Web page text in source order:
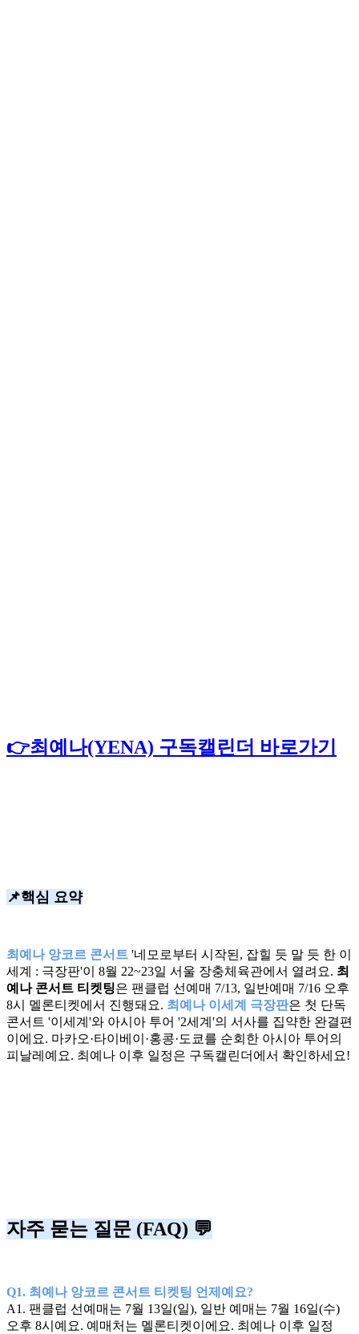
👉최예나(YENA) 구독캘린더 바로가기
📌핵심 요약
최예나 앙코르 콘서트 '네모로부터 시작된, 잡힐 듯 말 듯 한 이
세계 : 극장판'이 8월 22~23일 서울 장충체육관에서 열려요. 최
예나 콘서트 티켓팅은 팬클럽 선예매 7/13, 일반예매 7/16 오후
8시 멜론티켓에서 진행돼요. 최예나 이세계 극장판은 첫 단독
콘서트 '이세계'와 아시아 투어 '2세계'의 서사를 집약한 완결편
이에요. 마카오·타이베이·홍콩·도쿄를 순회한 아시아 투어의
피날레예요. 최예나 이후 일정은 구독캘린더에서 확인하세요!
자주 묻는 질문 (FAQ) 💬
Q1. 최예나 앙코르 콘서트 티켓팅 언제예요?
A1. 팬클럽 선예매는 7월 13일(일), 일반 예매는 7월 16일(수)
오후 8시예요. 예매처는 멜론티켓이에요. 최예나 이후 일정